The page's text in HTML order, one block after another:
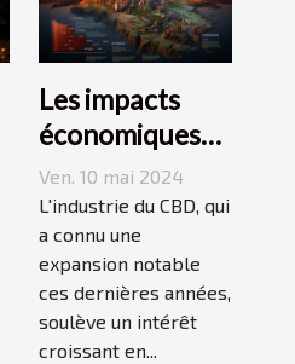
Les impacts
économiques
de l'industrie
du CBD en
France : analyse
du marché et
perspectives
futures
Ven. 10 mai 2024
L'industrie du CBD, qui
a connu une
expansion notable
ces dernières années,
soulève un intérêt
croissant en...